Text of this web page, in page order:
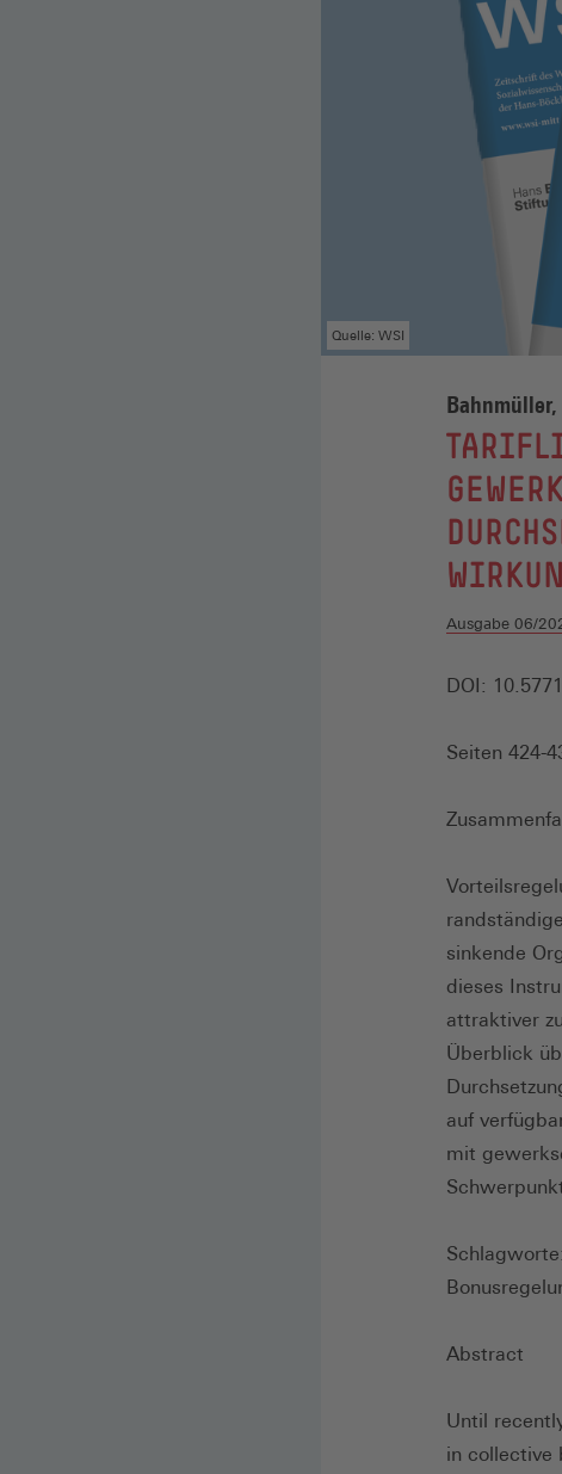
Quelle: WSI
:
Ausgabe 06/
DOI:
Seiten 424-
sinkende
dieses
attraktiver
Überblick
auf
mit
Abstract
Until
in collective